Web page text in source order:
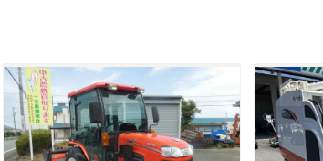
伺いするまで 待って頂き有り難うございました。
ったのですぐに決めました！ それから陸送が可能